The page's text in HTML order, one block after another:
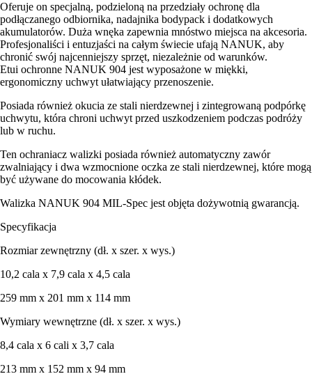
Oferuje on specjalną, podzieloną na przedziały ochronę dla
podłączanego odbiornika, nadajnika bodypack i dodatkowych
akumulatorów. Duża wnęka zapewnia mnóstwo miejsca na akcesoria.
Profesjonaliści i entuzjaści na całym świecie ufają NANUK, aby
chronić swój najcenniejszy sprzęt, niezależnie od warunków.
Etui ochronne NANUK 904 jest wyposażone w miękki,
ergonomiczny uchwyt ułatwiający przenoszenie.
Posiada również okucia ze stali nierdzewnej i zintegrowaną podpórkę
uchwytu, która chroni uchwyt przed uszkodzeniem podczas podróży
lub w ruchu.
Ten ochraniacz walizki posiada również automatyczny zawór
zwalniający i dwa wzmocnione oczka ze stali nierdzewnej, które mogą
być używane do mocowania kłódek.
Walizka NANUK 904 MIL-Spec jest objęta dożywotnią gwarancją.
Specyfikacja
Rozmiar zewnętrzny (dł. x szer. x wys.)
10,2 cala x 7,9 cala x 4,5 cala
259 mm x 201 mm x 114 mm
Wymiary wewnętrzne (dł. x szer. x wys.)
8,4 cala x 6 cali x 3,7 cala
213 mm x 152 mm x 94 mm